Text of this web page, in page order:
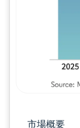
市場概要